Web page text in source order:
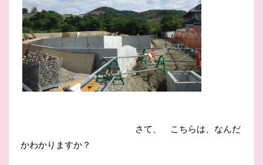
さて、 こちらは、なんだ
かわかりますか？